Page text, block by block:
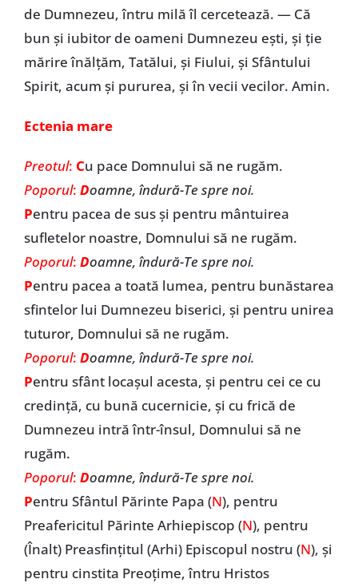
de Dumnezeu, întru milă îl cercetează. — Că
bun și iubitor de oameni Dumnezeu ești, și ție
mărire înălțăm, Tatălui, și Fiului, și Sfântului
Spirit, acum și pururea, și în vecii vecilor. Amin.
Ectenia mare
Preotul: Cu pace Domnului să ne rugăm.
Poporul: Doamne, îndură-Te spre noi.
Pentru pacea de sus și pentru mântuirea
sufletelor noastre, Domnului să ne rugăm.
Poporul: Doamne, îndură-Te spre noi.
Pentru pacea a toată lumea, pentru bunăstarea
sfintelor lui Dumnezeu biserici, și pentru unirea
tuturor, Domnului să ne rugăm.
Poporul: Doamne, îndură-Te spre noi.
Pentru sfânt locașul acesta, și pentru cei ce cu
credință, cu bună cucernicie, și cu frică de
Dumnezeu intră într-însul, Domnului să ne
rugăm.
Poporul: Doamne, îndură-Te spre noi.
Pentru Sfântul Părinte Papa (N), pentru
Preafericitul Părinte Arhiepiscop (N), pentru
(Înalt) Preasfințitul (Arhi) Episcopul nostru (N), și
pentru cinstita Preoțime, întru Hristos